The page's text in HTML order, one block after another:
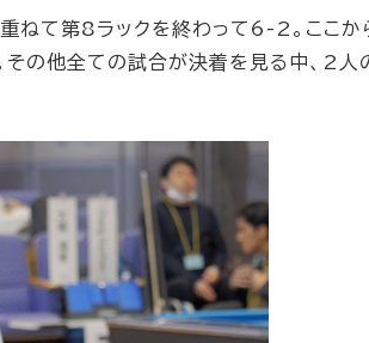
ねて第8ラックを終わって6-2。ここか
の他全ての試合が決着を見る中、2人